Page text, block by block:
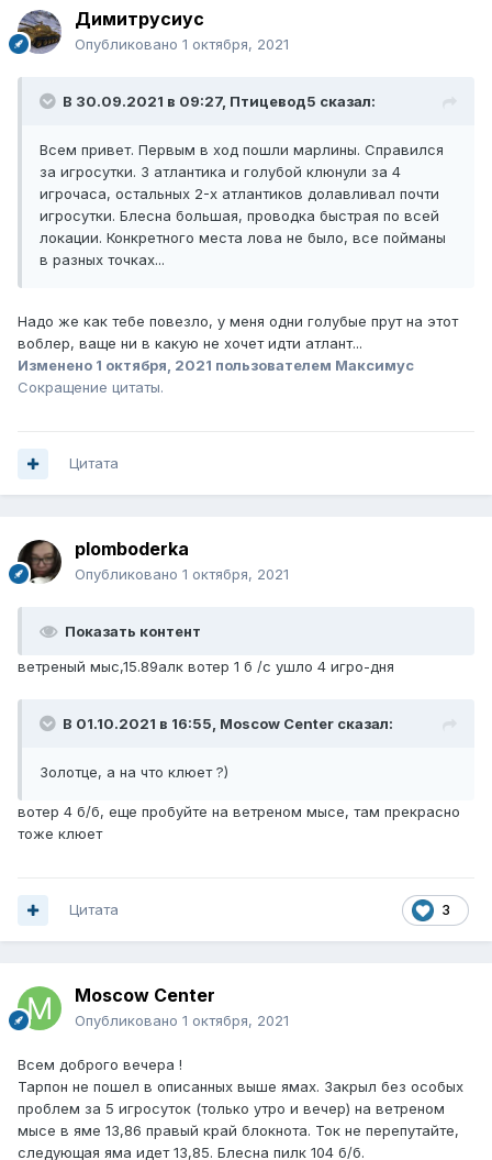
Димитрусиус
Опубликовано 1 октября, 2021
В 30.09.2021 в 09:27, Птицевод5 сказал:
Всем привет. Первым в ход пошли марлины. Справился
за игросутки. 3 атлантика и голубой клюнули за 4
игрочаса, остальных 2-х атлантиков долавливал почти
игросутки. Блесна большая, проводка быстрая по всей
локации. Конкретного места лова не было, все пойманы
в разных точках...
Надо же как тебе повезло, у меня одни голубые прут на этот
воблер, ваще ни в какую не хочет идти атлант...
Изменено 1 октября, 2021 пользователем Максимус
Сокращение цитаты.
Цитата
plomboderka
Опубликовано 1 октября, 2021
Показать контент
ветреный мыс,15.89алк вотер 1 б /с ушло 4 игро-дня
В 01.10.2021 в 16:55, Moscow Center сказал:
Золотце, а на что клюет ?)
вотер 4 б/б, еще пробуйте на ветреном мысе, там прекрасно
тоже клюет
3
Цитата
Moscow Center
Опубликовано 1 октября, 2021
Всем доброго вечера !
Тарпон не пошел в описанных выше ямах. Закрыл без особых
проблем за 5 игросуток (только утро и вечер) на ветреном
мысе в яме 13,86 правый край блокнота. Ток не перепутайте,
следующая яма идет 13,85. Блесна пилк 104 б/б.